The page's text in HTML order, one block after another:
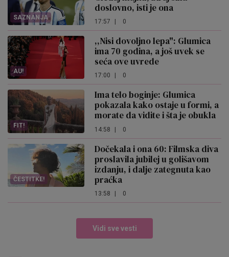
SAZNANJA
doslovno, isti je ona
17:57 0
AU!
,,Nisi dovoljno lepa": Glumica
ima 70 godina, a još uvek se
seća ove uvrede
17:00 0
FIT!
Ima telo boginje: Glumica
pokazala kako ostaje u formi, a
morate da vidite i šta je obukla
14:58 | 0
ČESTITKE!
Dočekala i ona 60: Filmska diva
proslavila jubilej u golišavom
izdanju, i dalje zategnuta kao
praćka
13:58 | 0
Vidi sve vesti